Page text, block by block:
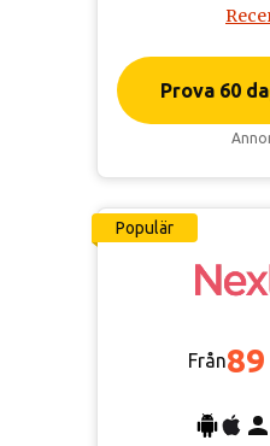
Prova 60
Populär
Från